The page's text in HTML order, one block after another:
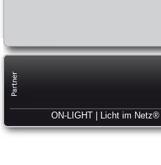
ON-LIGHT | Licht im Netz®